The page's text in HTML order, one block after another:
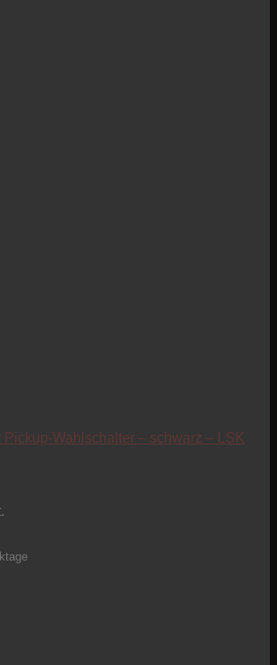
Pickup-Wahlschalter – schwarz – LSK